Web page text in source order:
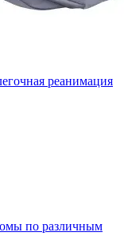
реанимация
по различным